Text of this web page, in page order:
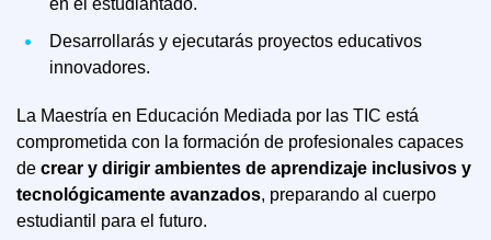
en el estudiantado.
Desarrollarás y ejecutarás proyectos educativos
innovadores.
La Maestría en Educación Mediada por las TIC está
comprometida con la formación de profesionales capaces
de crear y dirigir ambientes de aprendizaje inclusivos y
tecnológicamente avanzados, preparando al cuerpo
estudiantil para el futuro.